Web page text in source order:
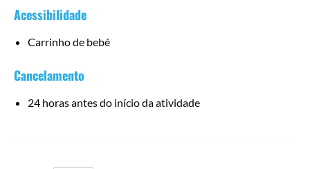
Acessibilidade
Carrinho de bebé
Cancelamento
24 horas antes do início da atividade